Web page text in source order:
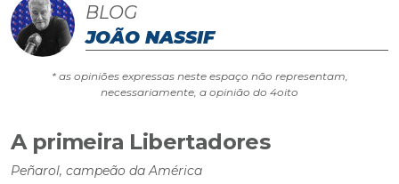
BLOG
JOÃO NASSIF
* as opiniões expressas neste espaço não representam,
necessariamente, a opinião do 4oito
A primeira Libertadores
Peñarol, campeão da América